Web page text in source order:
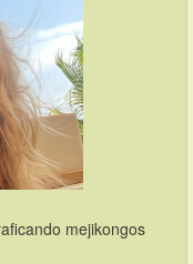
mejikongos